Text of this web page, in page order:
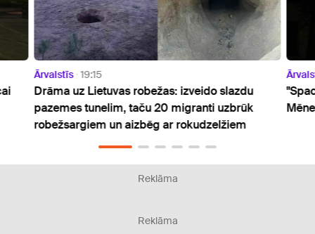
Ārvalstīs 19:15
Drāma uz Lietuvas robežas: izveido slazdu
pazemes tunelim, taču 20 migranti uzbrūk
robežsargiem un aizbēg ar rokudzelžiem
Reklāma
Reklāma